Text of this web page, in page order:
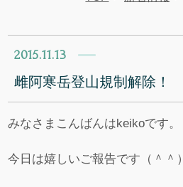
2015.11.13
雌阿寒岳登山規制解除！
みなさまこんばんはkeikoです。
今日は嬉しいご報告です（＾＾）